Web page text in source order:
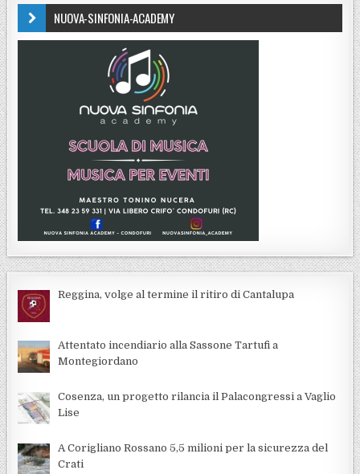
NUOVA-SINFONIA-ACADEMY
Reggina, volge al termine il ritiro di Cantalupa
Attentato incendiario alla Sassone Tartufi a
Montegiordano
Cosenza, un progetto rilancia il Palacongressi a Vaglio
Lise
A Corigliano Rossano 5,5 milioni per la sicurezza del
Crati